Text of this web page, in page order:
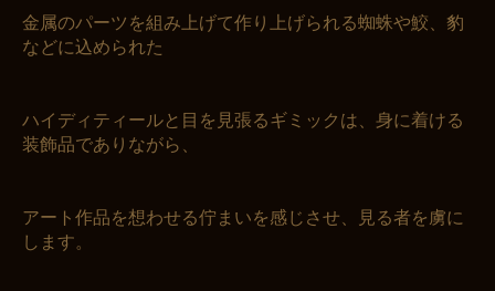
金属のパーツを組み上げて作り上げられる蜘蛛や鮫、豹
などに込められた
ハイディティールと目を見張るギミックは、身に着ける
装飾品でありながら、
アート作品を想わせる佇まいを感じさせ、見る者を虜に
します。